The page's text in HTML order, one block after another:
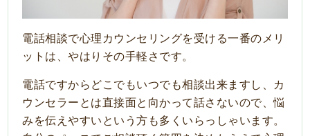
電話相談で心理カウンセリングを受ける一番のメリ
ットは、やはりその手軽さです。
電話ですからどこでもいつでも相談出来ますし、カ
ウンセラーとは直接面と向かって話さないので、悩
みを伝えやすいという方も多くいらっしゃいます。